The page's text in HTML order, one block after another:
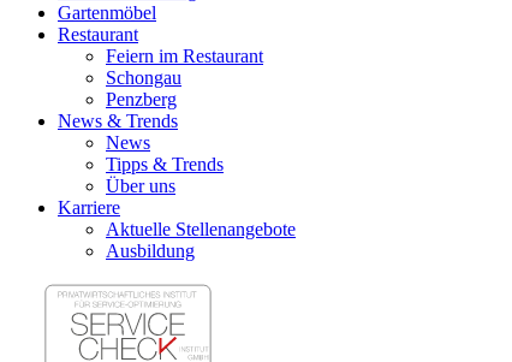
Gartenmöbel
Restaurant
Feiern im Restaurant
Schongau
Penzberg
News & Trends
News
Tipps & Trends
Über uns
Karriere
Aktuelle Stellenangebote
Ausbildung